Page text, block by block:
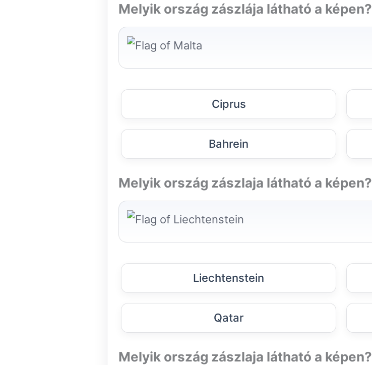
Melyik ország zászlája látható a képen?
Ciprus
Bahrein
Melyik ország zászlaja látható a képen?
Liechtenstein
Qatar
Melyik ország zászlaja látható a képen?